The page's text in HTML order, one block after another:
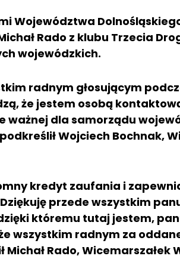
Województwa
Rado z klubu Trzecia
wojewódzkich.
radnym głosującym
że jestem osobą
ważnej dla samorządu
Wojciech Bochnak,
kredyt zaufania i
przede wszystkim
któremu tutaj jestem,
wszystkim radnym za
Michał Rado,